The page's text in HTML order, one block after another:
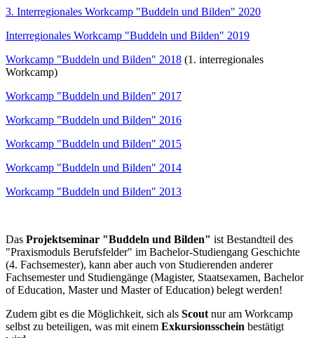
3. Interregionales Workcamp "Buddeln und Bilden" 2020
Interregionales Workcamp "Buddeln und Bilden" 2019
Workcamp "Buddeln und Bilden" 2018 (1. interregionales
Workcamp)
Workcamp "Buddeln und Bilden" 2017
Workcamp "Buddeln und Bilden" 2016
Workcamp "Buddeln und Bilden" 2015
Workcamp "Buddeln und Bilden" 2014
Workcamp "Buddeln und Bilden" 2013
Das Projektseminar "Buddeln und Bilden" ist Bestandteil des
"Praxismoduls Berufsfelder" im Bachelor-Studiengang Geschichte
(4. Fachsemester), kann aber auch von Studierenden anderer
Fachsemester und Studiengänge (Magister, Staatsexamen, Bachelor
of Education, Master und Master of Education) belegt werden!
Zudem gibt es die Möglichkeit, sich als Scout nur am Workcamp
selbst zu beteiligen, was mit einem Exkursionsschein bestätigt